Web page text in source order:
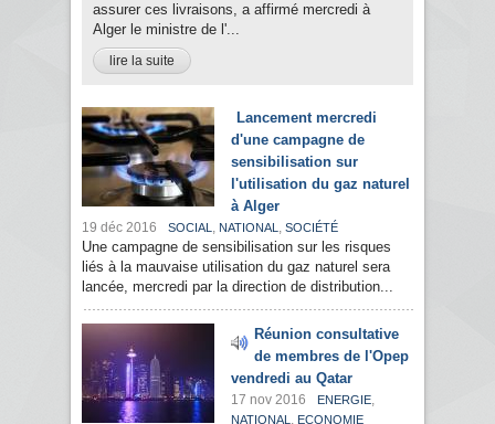
assurer ces livraisons, a affirmé mercredi à
Alger le ministre de l'...
lire la suite
Lancement mercredi
d'une campagne de
sensibilisation sur
l'utilisation du gaz naturel
à Alger
19 déc 2016 SOCIAL , NATIONAL , SOCIÉTÉ
Une campagne de sensibilisation sur les risques
liés à la mauvaise utilisation du gaz naturel sera
lancée, mercredi par la direction de distribution...
Réunion consultative
de membres de l'Opep
vendredi au Qatar
17 nov 2016 ENERGIE,
NATIONAL , ECONOMIE